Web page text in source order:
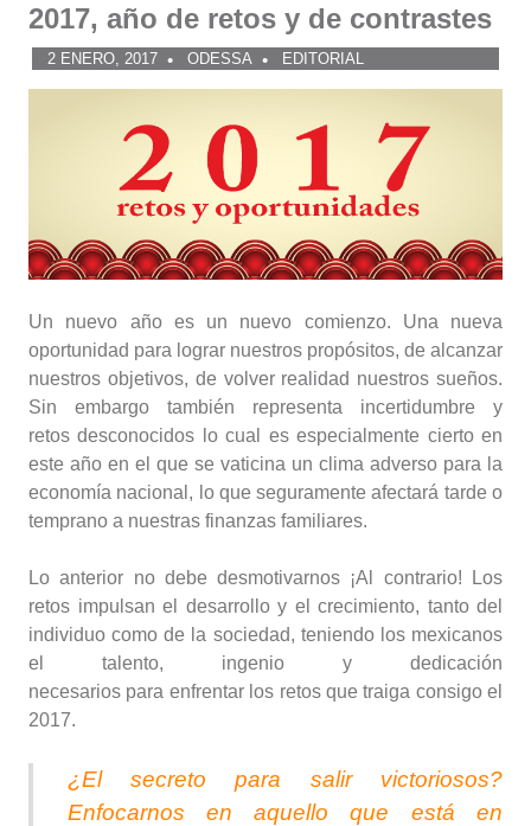
2017, año de retos y de contrastes
2 ENERO, 2017 ODESSA EDITORIAL
Un nuevo año es un nuevo comienzo. Una nueva
oportunidad para lograr nuestros propósitos, de alcanzar
nuestros objetivos, de volver realidad nuestros sueños.
Sin embargo también representa incertidumbre y
retos desconocidos lo cual es especialmente cierto en
este año en el que se vaticina un clima adverso para la
economía nacional, lo que seguramente afectará tarde o
temprano a nuestras finanzas familiares.
Lo anterior no debe desmotivarnos ¡Al contrario! Los
retos impulsan el desarrollo y el crecimiento, tanto del
individuo como de la sociedad, teniendo los mexicanos
el talento, ingenio y dedicación
necesarios para enfrentar los retos que traiga consigo el
2017.
¿El secreto para salir victoriosos?
Enfocarnos en aquello que está en